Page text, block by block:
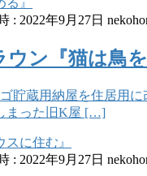
: 2022年9月27日
ン『猫は鳥を
貯蔵用納屋を住居用
まった旧K屋 […]
: 2022年9月27日